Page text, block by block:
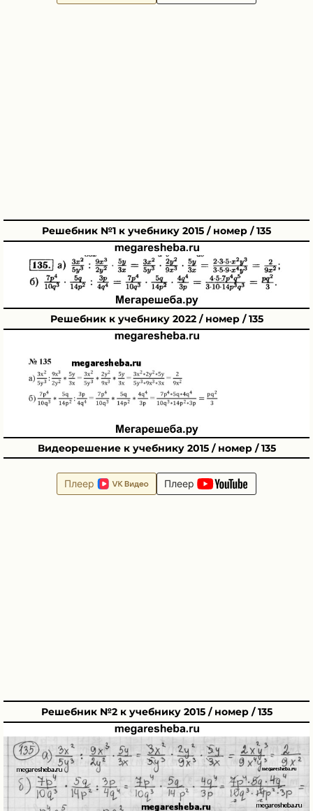
Решебник №1 к учебнику 2015 / номер / 135
Решебник к учебнику 2022 / номер / 135
Видеорешение к учебнику 2015 / номер / 135
Плеер Плеер
Решебник №2 к учебнику 2015 / номер / 135